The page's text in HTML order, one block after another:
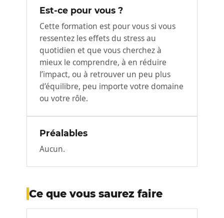
Est-ce pour vous ?
Cette formation est pour vous si vous
ressentez les effets du stress au
quotidien et que vous cherchez à
mieux le comprendre, à en réduire
l’impact, ou à retrouver un peu plus
d’équilibre, peu importe votre domaine
ou votre rôle.
Préalables
Aucun.
Ce que vous saurez faire